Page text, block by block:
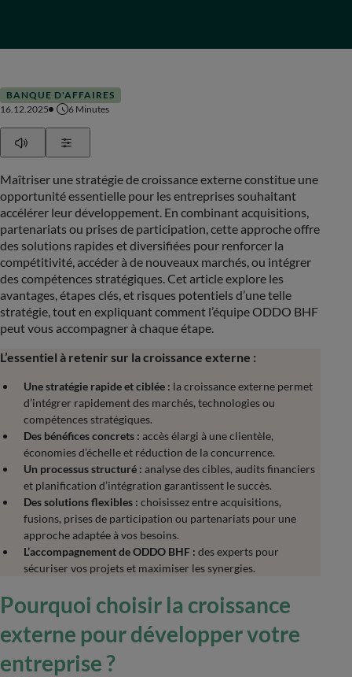
BANQUE D'AFFAIRES
16.12.2025
6 Minutes
Maîtriser une stratégie de croissance externe constitue une
opportunité essentielle pour les entreprises souhaitant
accélérer leur développement. En combinant acquisitions,
partenariats ou prises de participation, cette approche offre
des solutions rapides et diversifiées pour renforcer la
compétitivité, accéder à de nouveaux marchés, ou intégrer
des compétences stratégiques. Cet article explore les
avantages, étapes clés, et risques potentiels d’une telle
stratégie, tout en expliquant comment l’équipe ODDO BHF
peut vous accompagner à chaque étape.
L’essentiel à retenir sur la croissance externe :
Une stratégie rapide et ciblée : la croissance externe permet
d’intégrer rapidement des marchés, technologies ou
compétences stratégiques.
Des bénéfices concrets : accès élargi à une clientèle,
économies d’échelle et réduction de la concurrence.
Un processus structuré : analyse des cibles, audits financiers
et planification d’intégration garantissent le succès.
Des solutions flexibles : choisissez entre acquisitions,
fusions, prises de participation ou partenariats pour une
approche adaptée à vos besoins.
L’accompagnement de ODDO BHF : des experts pour
sécuriser vos projets et maximiser les synergies.
Pourquoi choisir la croissance
externe pour développer votre
entreprise ?